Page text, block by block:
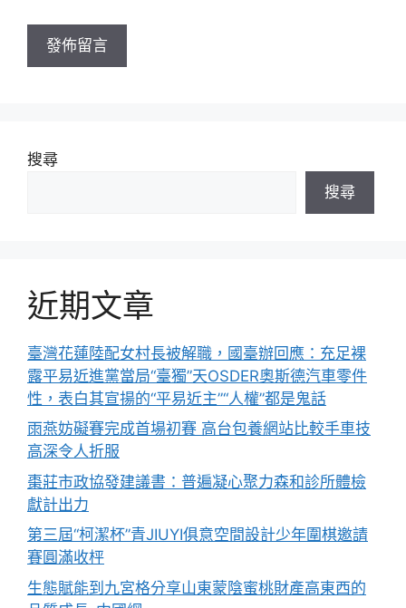
址
搜尋
搜尋
近期文章
臺灣花蓮陸配女村長被解職，國臺辦回應：充足裸
露平易近進黨當局“臺獨”天OSDER奧斯德汽車零件
性，表白其宣揚的“平易近主”“人權”都是鬼話
雨燕妨礙賽完成首場初賽 高台包養網站比較手車技
高深令人折服
棗莊市政協發建議書：普遍凝心聚力森和診所體檢
獻計出力
第三屆“柯潔杯”青JIUYI俱意空間設計少年圍棋邀請
賽圓滿收枰
生態賦能到九宮格分享山東蒙陰蜜桃財產高東西的